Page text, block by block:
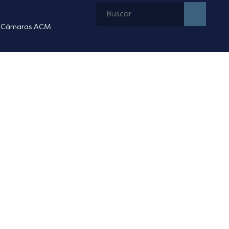
Cámaras ACM